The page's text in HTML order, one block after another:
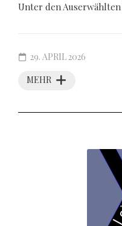
Unter den
MEHR
29. APRIL 2026